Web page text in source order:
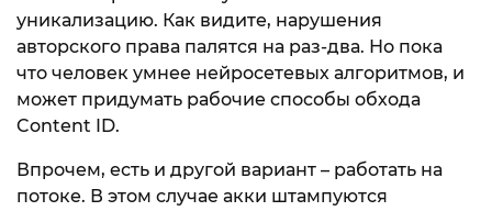
уникализацию. Как видите, нарушения
авторского права палятся на раз-два. Но пока
что человек умнее нейросетевых алгоритмов, и
может придумать рабочие способы обхода
Content ID.
Впрочем, есть и другой вариант – работать на
потоке. В этом случае акки штампуются